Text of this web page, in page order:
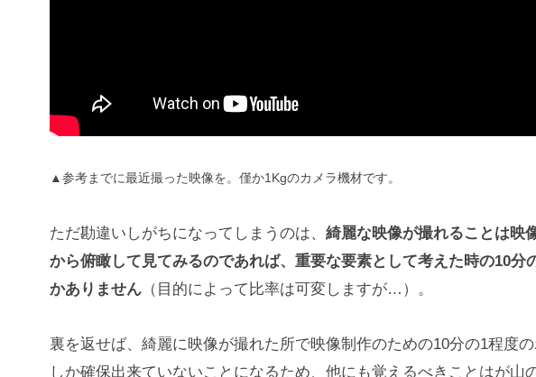
▲参考までに最近撮った映像を。僅か1Kgのカメラ機材です。
ただ勘違いしがちになってしまうのは、 綺麗な映像が撮れることは映
から俯瞰して見てみるのであれば、重要な要素として考えた時の10分
かありません （目的によって比率は可変しますが…）。
裏を返せば、綺麗に映像が撮れた所で映像制作のための10分の1程度
しか確保出来ていないことになるため、他にも覚えるべきことはが山